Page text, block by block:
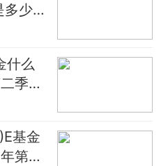
少？
什么
季度
基金
第二